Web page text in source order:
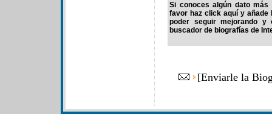
Si conoces algún dato
favor haz click aquí y
poder seguir mejorando y
buscador de biografías de
[Enviarle la